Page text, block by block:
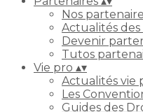
Nos
Actualités
Devenir
Tutos
Vie pro ▴▾
Actualités vie
Les
Guides des